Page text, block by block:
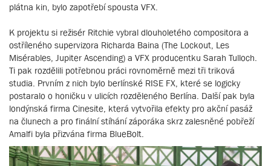
plátna kin, bylo zapotřebí spousta VFX.
K projektu si režisér Ritchie vybral dlouholetého compositora a
ostříleného supervizora Richarda Baina (The Lockout, Les
Misérables, Jupiter Ascending) a VFX producentku Sarah Tulloch.
Ti pak rozdělili potřebnou práci rovnoměrně mezi tři triková
studia. Prvním z nich bylo berlínské RISE FX, které se logicky
postaralo o honičku v ulicích rozděleného Berlína. Další pak byla
londýnská firma Cinesite, která vytvořila efekty pro akční pasáž
na člunech a pro finální stíhání záporáka skrz zalesněné pobřeží
Amalfi byla přizvána firma BlueBolt.